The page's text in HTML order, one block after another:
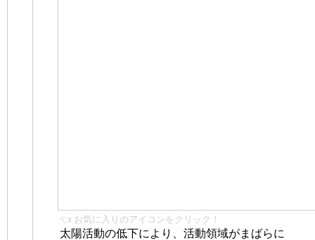
👈 お気に入りのアイコンをクリック！
太陽活動の低下により、活動領域がまばらに